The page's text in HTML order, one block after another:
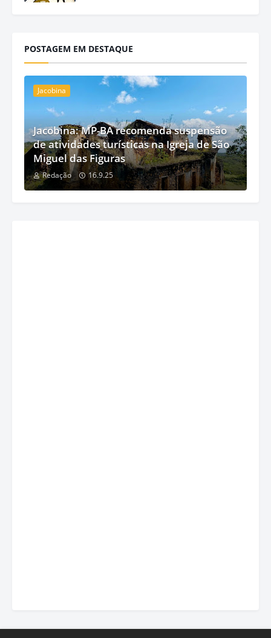
POSTAGEM EM DESTAQUE
Jacobina
Jacobina: MP-BA recomenda suspensão
de atividades turísticas na Igreja de São
Miguel das Figuras
Redação 16.9.25